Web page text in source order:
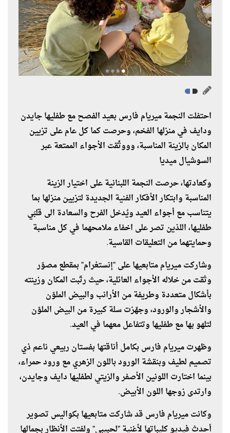
احتفلت النجمة ميريام فارس بعيد الفصح مع طفليها جايدن
ودايف في منزلها الفخم، وحرصت كما كل عام على تزيين
المكان بالزينة المناسبة، وووثّقت الأجواء الممتعة عبر
السوشيال ميديا
وكعادتها، حرصت النجمة اللبنانية على اختيار الزينة
المناسبة وابتكار الأفكار الفنية الجديدة لتزيين منزلها بما
يتناسب مع أجواء العيد ويُدخل الفرح والسعادة الى قلبَي
طفليها، اللذين تصر على اخفاء ملامحهما في كل مناسبة
وحمايتهما من التعليقات القاسية.
وشاركت ميريام متابعيها على "إنستغرام" بمقطع مصوّر
وثقت من خلاله الأجواء العائلية، حيث رتّبت المكان وزينته
بأشكال متعددة وطريفة من الأرانب والبيض الملوّن
والأشجار والورود، وجهّزت سلة كبيرة من البيض الملوّن
لتلهو بها مع طفليها وتتفاعل معهما في العيد.
وظهرت ميريام فارس بكامل أناقتها بفستان ربيعي ناعم ذي
تصميم لطيف وبنقشة الورود باللون الزهري مع ورود حمراء،
بينما اختارت اللونين الأصفر والزيتي لطفليها دايف وجايدن،
وارتدى زوجها اللون الأبيض.
وكانت ميريام فارس قد شاركت متابعيها بكواليس تصوير
أحدث فيديو كليباتها لأغنية "لحبيبي" ولفتت الأنظار بجمالها